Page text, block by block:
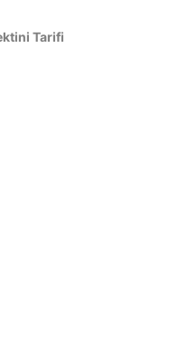
Tarifi